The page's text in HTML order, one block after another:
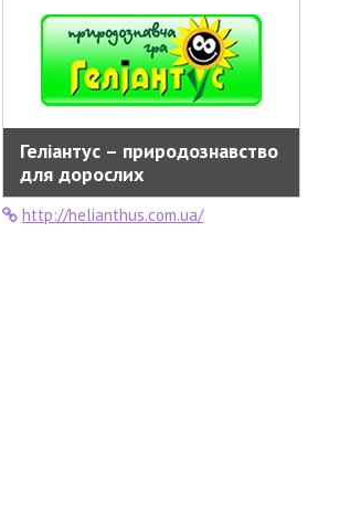
Геліантус – природознавство
для дорослих
http://helianthus.com.ua/